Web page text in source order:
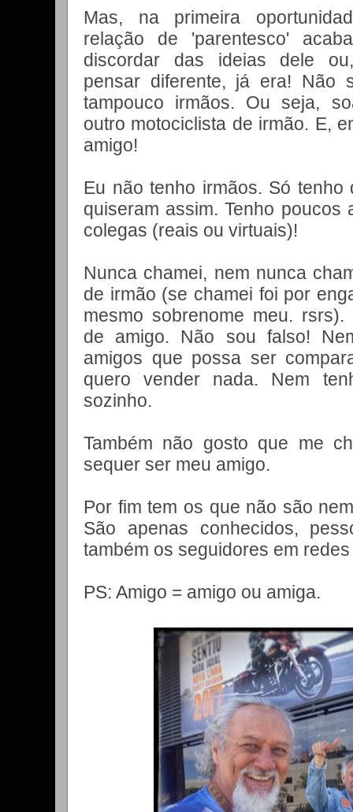
Mas, na primeira
relação de 'parentesco'
discordar das ideias dele
pensar diferente, já era! Não
tampouco irmãos. Ou seja,
outro motociclista de irmão. E,
amigo!
Eu não tenho irmãos. Só
quiseram assim. Tenho poucos
colegas (reais ou virtuais)!
Nunca chamei, nem nunca
de irmão (se chamei foi por
mesmo sobrenome meu.
de amigo. Não sou falso!
amigos que possa ser
quero vender nada. Nem
sozinho.
Também não gosto que me
sequer ser meu amigo.
Por fim tem os que não são
São apenas conhecidos,
também os seguidores em
PS: Amigo = amigo ou amiga.